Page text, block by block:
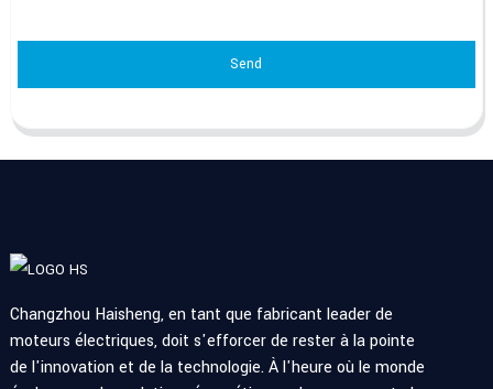
Send
Changzhou Haisheng, en tant que fabricant leader de
moteurs électriques, doit s'efforcer de rester à la pointe
de l'innovation et de la technologie. À l'heure où le monde